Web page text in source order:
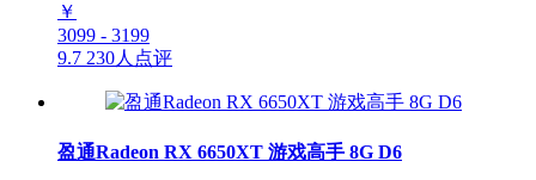
￥
3099 - 3199
9.7 230人点评
盈通Radeon RX 6650XT 游戏高手 8G D6